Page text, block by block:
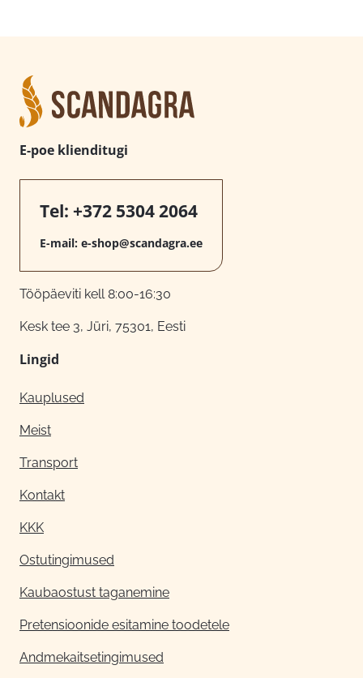
E-poe klienditugi
Tel: +372 5304 2064
E-mail: e-shop@scandagra.ee
Tööpäeviti kell 8:00-16:30
Kesk tee 3, Jüri, 75301, Eesti
Lingid
Kauplused
Meist
Transport
Kontakt
KKK
Ostutingimused
Kaubaostust taganemine
Pretensioonide esitamine toodetele
Andmekaitsetingimused